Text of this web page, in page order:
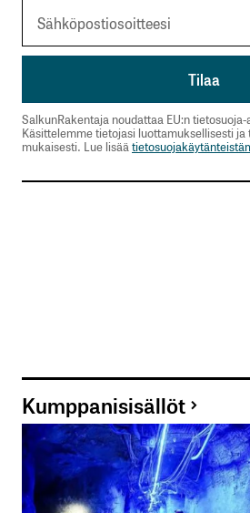
SalkunRakentaja noudattaa EU:n tietosuoja-
Käsittelemme tietojasi luottamuksellisesti
mukaisesti. Lue lisää
Kumppanisisällöt